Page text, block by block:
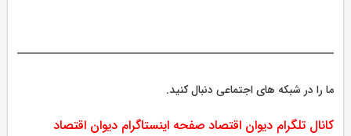
ما را در شبکه های اجتماعی دنبال کنید.
کانال تلگرام دیوان اقتصاد صفحه اینستاگرام دیوان اقتصاد